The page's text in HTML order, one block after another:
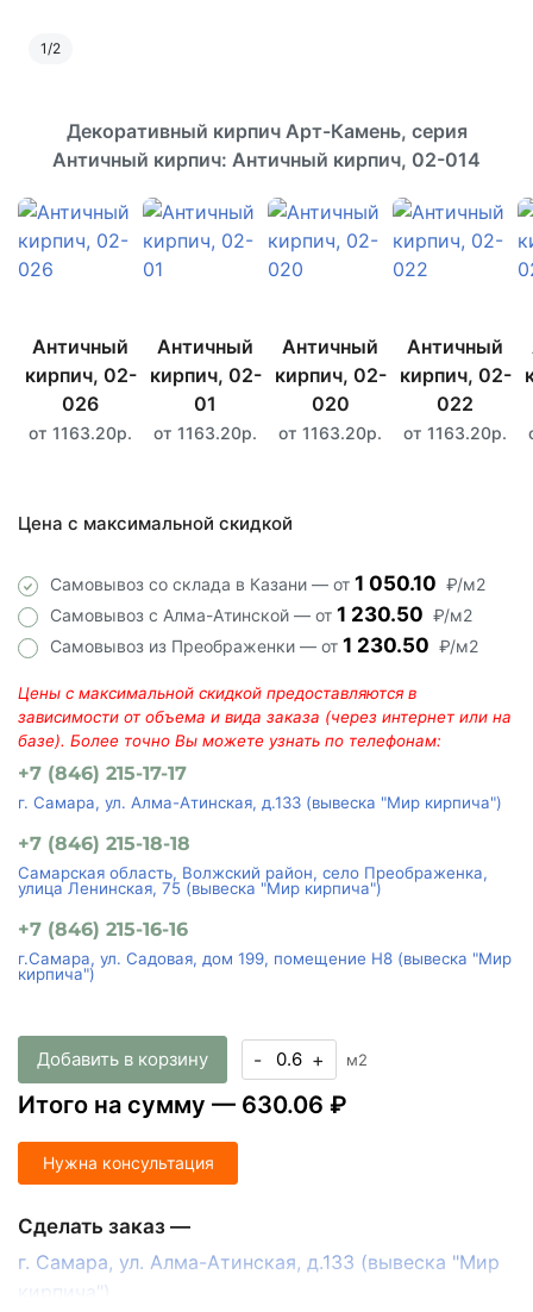
1/2
Декоративный кирпич Арт-Камень, серия
Античный кирпич: Античный кирпич, 02-014
Античный
кирпич, 02-
026
от 1163.20р.
Античный
кирпич, 02-
01
от 1163.20р.
Античный
кирпич, 02-
020
от 1163.20р.
Античный
кирпич, 02-
022
от 1163.20р.
Цена с максимальной скидкой
Самовывоз со склада в Казани — от 1 050.10 ₽/м2
Самовывоз с Алма-Атинской — от 1 230.50 ₽/м2
Самовывоз из Преображенки — от 1 230.50 ₽/м2
Цены с максимальной скидкой предоставляются в
зависимости от объема и вида заказа (через интернет или на
базе). Более точно Вы можете узнать по телефонам:
+7 (846) 215-17-17
г. Самара, ул. Алма-Атинская, д.133 (вывеска "Мир кирпича")
+7 (846) 215-18-18
Самарская область, Волжский район, село Преображенка,
улица Ленинская, 75 (вывеска "Мир кирпича")
+7 (846) 215-16-16
г.Самара, ул. Садовая, дом 199, помещение Н8 (вывеска "Мир
кирпича")
Добавить в корзину - + м2
Итого на сумму — 630.06 ₽
Нужна консультация
Сделать заказ —
г. Самара, ул. Алма-Атинская, д.133 (вывеска "Мир
кирпича")